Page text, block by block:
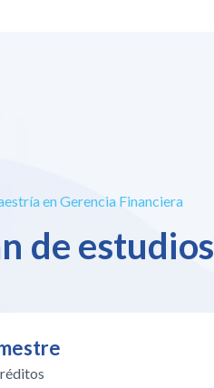
en Gerencia Financiera
de estudios